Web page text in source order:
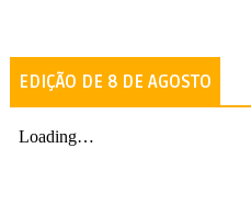
EDIÇÃO DE 8 DE AGOSTO